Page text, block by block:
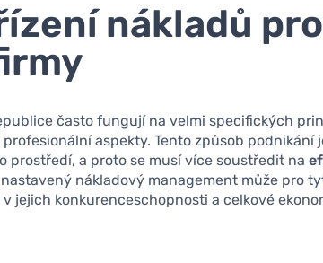
nákladů pro
často fungují na velmi specifických
aspekty. Tento způsob podnikání
prostředí, a proto se musí více soustředit na
nákladový management může pro
jejich konkurenceschopnosti a celkové